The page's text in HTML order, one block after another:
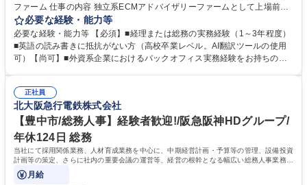
ファーム 仕事の内容 独立系ECMアドバイザリーファームとして上場前後
の資本市場戦略を設計する当社にて経理・総務をお任せします。基礎的な
バックオフィス業務からスタートし組織を支える専任担当として広く活躍
できる環境です。 ■日常経理、月次および年次決算サポート業務 ■本国
（グローバル）との英文メール対応（AI翻訳ツール等を使用しての対応で
業務をお任せします。残業も基本的には発生せず、ご自身のペースで業務
を進めやすく定着率の高い環境です。 募集職種 東京【経理・総務】週1日
出社程度のリモート中心/残業基本無/独立系ファーム
必要な経験・能力等
必要な経験・能力等 【必須】■経理または総務の実務経験（1～3年程度）
■英語の読み書きに抵抗がない方（高校卒業レベル。AI翻訳ツールの使用
可）【尚可】■外資系企業におけるバックオフィス実務経験をお持ちの方
【働き方について】現在は週4日程度の在宅勤務を実施しており、ワーク
ライフバランスを重視する方に最適な環境です（フルリモートも面接で相
談可）。【求める人物像】幅広いバックオフィス業務に柔軟に対応でき、
社内外と円滑にコミュニケーションを取りながら業務を推進できる方 学
歴・資格 学歴：大学院 大学 高専 短大 専修学校 高校 語学力： 資格：
正社員
北大阪急行電鉄株式会社
【豊中市/総務人事】経験者歓迎!/阪急阪神HDグループ/
年休124日 総務
当社にて採用関係業務、人材育成業務を中心に、中期経営計画・予算等の管理、設備投資
計画等の策定、さらに社内の重要会議の運営等、経営の根幹となる幅広い総務人事業務全
般を担当していただきます。
月給